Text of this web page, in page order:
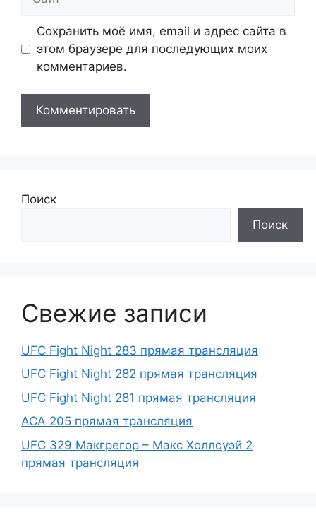
Сохранить моё имя, email и адрес сайта в
этом браузере для последующих моих
комментариев.
Поиск
Поиск
Свежие записи
UFC Fight Night 283 прямая трансляция
UFC Fight Night 282 прямая трансляция
UFC Fight Night 281 прямая трансляция
ACA 205 прямая трансляция
UFC 329 Макгрегор – Макс Холлоуэй 2
прямая трансляция